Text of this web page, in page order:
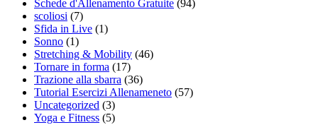
Schede d'Allenamento Gratuite (94)
scoliosi (7)
Sfida in Live (1)
Sonno (1)
Stretching & Mobility (46)
Tornare in forma (17)
Trazione alla sbarra (36)
Tutorial Esercizi Allenameneto (57)
Uncategorized (3)
Yoga e Fitness (5)